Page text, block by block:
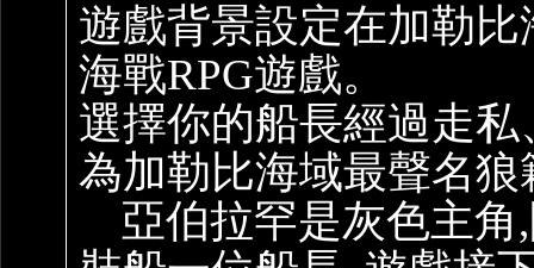
遊戲背景設定在加勒
海戰RPG遊戲。
選擇你的船長經過走
為加勒比海域最聲名狼
亞伯拉罕是灰色主角